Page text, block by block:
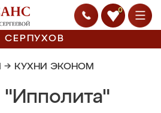
0
СЕРПУХОВ
→ КУХНИ ЭКОНОМ
"Ипполита"